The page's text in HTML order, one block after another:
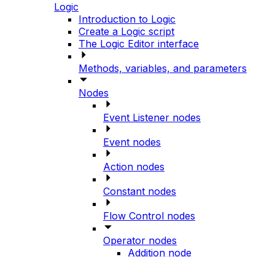
Logic
Introduction to Logic
Create a Logic script
The Logic Editor interface
Methods, variables, and parameters
Nodes
Event Listener nodes
Event nodes
Action nodes
Constant nodes
Flow Control nodes
Operator nodes
Addition node